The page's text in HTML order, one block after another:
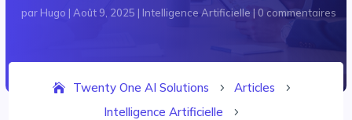
par Hugo | Août 9, 2025 | Intelligence Artificielle | 0 commentaires
Twenty One AI Solutions 5 Articles 5
Intelligence Artificielle 5